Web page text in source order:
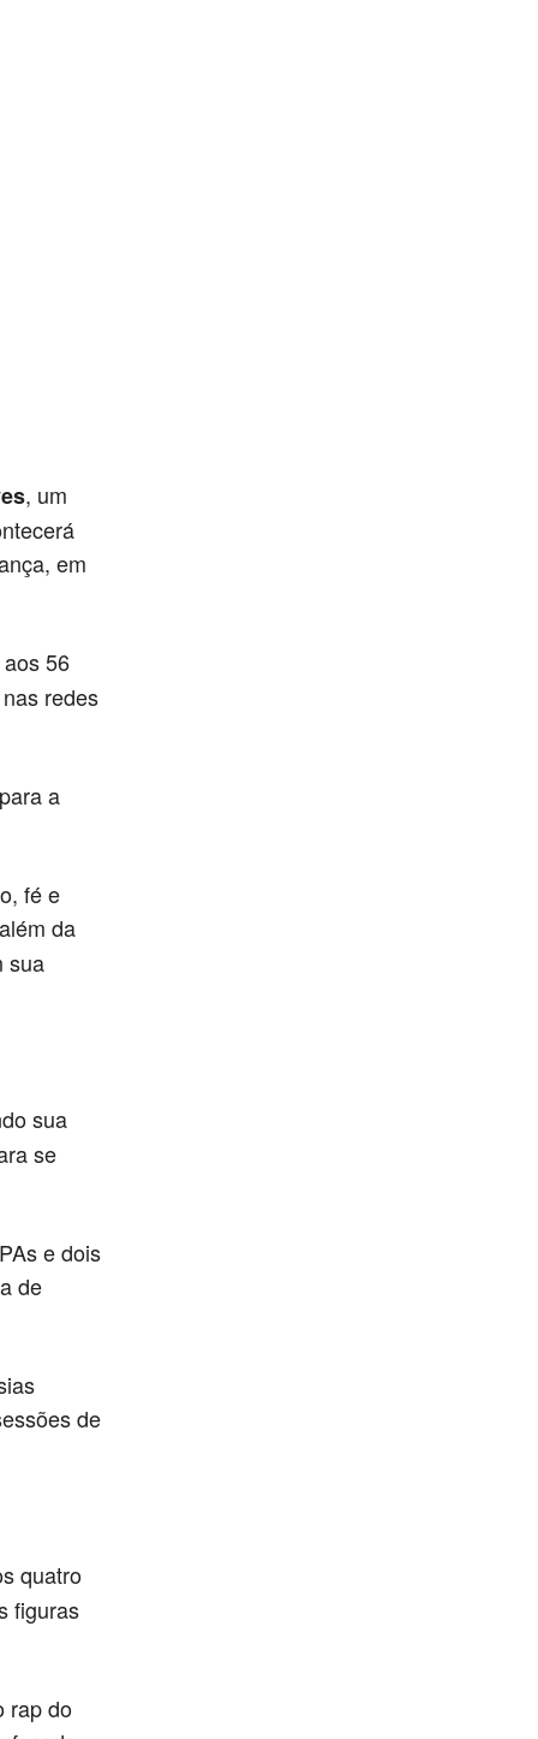
, um
em
56
redes
a
fé e
da
sua
sua
se
e dois
de
de
quatro
figuras
rap do